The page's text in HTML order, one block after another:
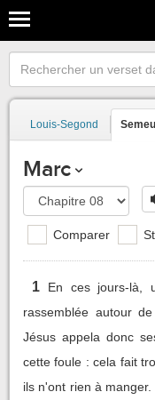
Louis-Segond
Marc
Comparer
1
En ces jours-là,
rassemblée autour
Jésus appela donc
cette foule : cela fait
ils n'ont rien à manger.